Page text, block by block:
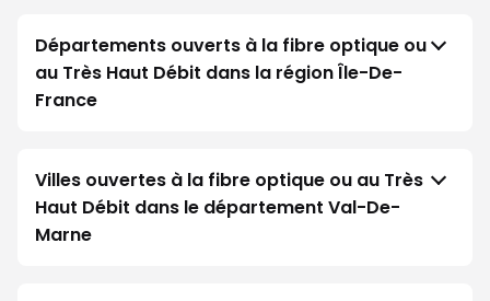
Départements ouverts à la fibre optique ou
au Très Haut Débit dans la région Île-De-
France
Villes ouvertes à la fibre optique ou au Très
Haut Débit dans le département Val-De-
Marne